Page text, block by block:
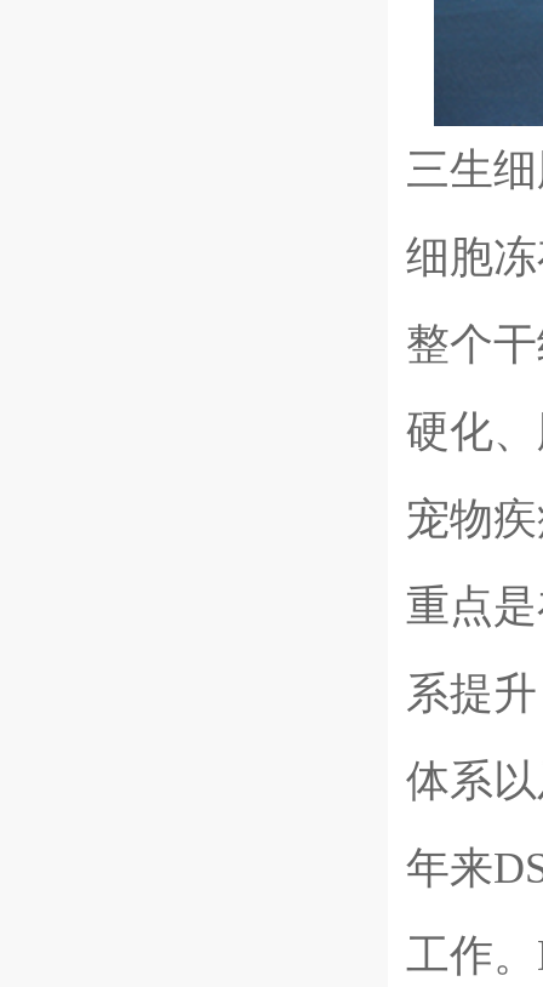
三生
细胞
整个
硬化
宠物
重点
系提
体系
年来
工作